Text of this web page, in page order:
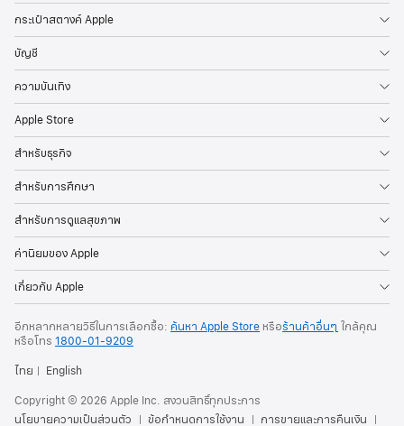
กระเป๋าสตางค์ Apple
บัญชี
ความบันเทิง
Apple Store
สำหรับธุรกิจ
สำหรับการศึกษา
สำหรับการดูแลสุขภาพ
ค่านิยมของ Apple
เกี่ยวกับ Apple
อีกหลากหลายวิธีในการเลือกซื้อ: ค้นหา Apple Store หรือร้านค้าอื่นๆ ใกล้คุณ
หรือโทร 1800-01-9209
ไทย
English
Copyright © 2026 Apple Inc. สงวนสิทธิ์ทุกประการ
นโยบายความเป็นส่วนตัว
ข้อกำหนดการใช้งาน การขายและการคืนเงิน